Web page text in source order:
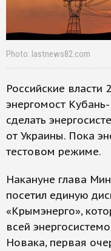
Photo: lastnews82.com
Российские власти
энергомост
сделать
от Украины. Пока
тестовом режиме.
Накануне глава
посетил единую
«Крымэнерго»,
всей
Новака, первая